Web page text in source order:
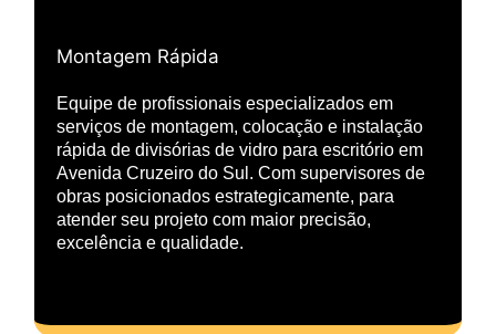
Montagem Rápida
Equipe de profissionais especializados em
serviços de montagem, colocação e instalação
rápida de divisórias de vidro para escritório em
Avenida Cruzeiro do Sul. Com supervisores de
obras posicionados estrategicamente, para
atender seu projeto com maior precisão,
excelência e qualidade.